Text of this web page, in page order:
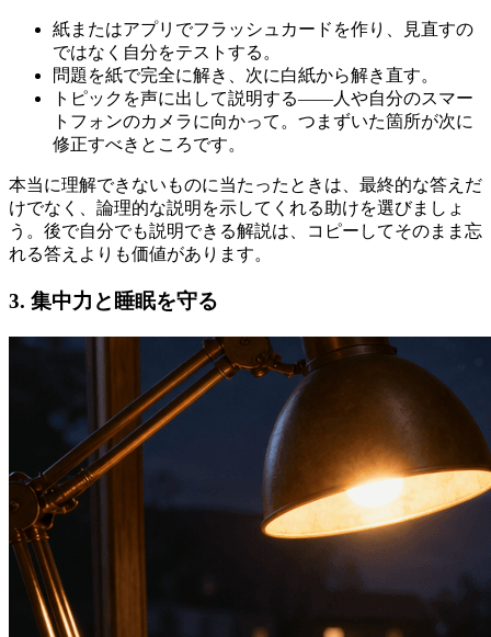
紙またはアプリでフラッシュカードを作り、見直すの
ではなく自分をテストする。
問題を紙で完全に解き、次に白紙から解き直す。
トピックを声に出して説明する——人や自分のスマー
トフォンのカメラに向かって。つまずいた箇所が次に
修正すべきところです。
本当に理解できないものに当たったときは、最終的な答えだ
けでなく、論理的な説明を示してくれる助けを選びましょ
う。後で自分でも説明できる解説は、コピーしてそのまま忘
れる答えよりも価値があります。
3. 集中力と睡眠を守る